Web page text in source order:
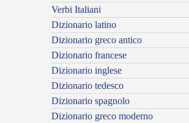
Verbi Italiani
Dizionario latino
Dizionario greco antico
Dizionario francese
Dizionario inglese
Dizionario tedesco
Dizionario spagnolo
Dizionario greco moderno